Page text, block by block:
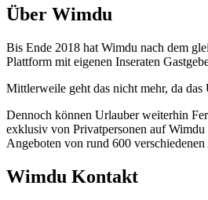
Über Wimdu
Bis Ende 2018 hat Wimdu nach dem
Plattform mit eigenen Inseraten
Mittlerweile geht das nicht mehr, da
Dennoch können Urlauber weiterhin
exklusiv von Privatpersonen auf
Angeboten von rund 600
Wimdu Kontakt